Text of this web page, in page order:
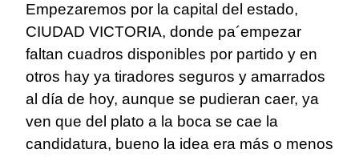
Empezaremos por la capital del estado,
CIUDAD VICTORIA, donde pa´empezar
faltan cuadros disponibles por partido y en
otros hay ya tiradores seguros y amarrados
al día de hoy, aunque se pudieran caer, ya
ven que del plato a la boca se cae la
candidatura, bueno la idea era más o menos